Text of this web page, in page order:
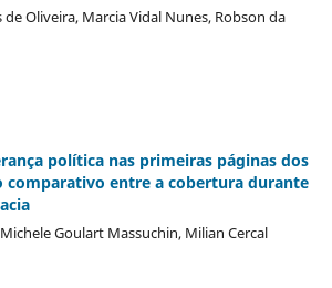
de Oliveira, Marcia Vidal Nunes, Robson da
política nas primeiras páginas dos
comparativo entre a cobertura durante
Goulart Massuchin, Milian Cercal